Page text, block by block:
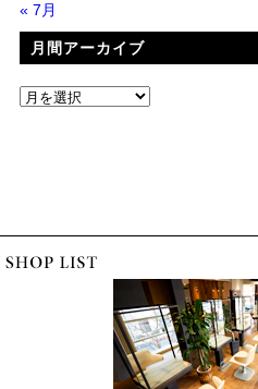
« 7月
月間アーカイブ